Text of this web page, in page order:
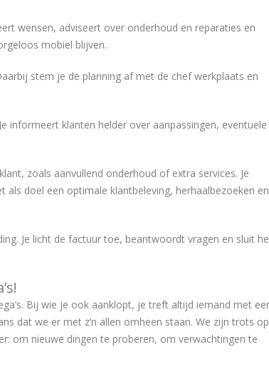
wensen, adviseert over onderhoud en reparaties en
mobiel blijven.
stem je de planning af met de chef werkplaats en
informeert klanten helder over aanpassingen, eventuele
zoals aanvullend onderhoud of extra services. Je
doel een optimale klantbeleving, herhaalbezoeken en
Je licht de factuur toe, beantwoordt vragen en sluit
Bij wie je ook aanklopt, je treft altijd iemand met
dat we er met z’n allen omheen staan. We zijn trots op
om nieuwe dingen te proberen, om verwachtingen te